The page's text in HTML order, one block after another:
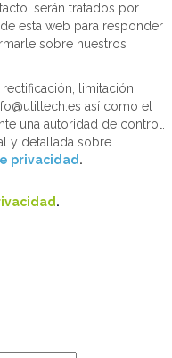
serán tratados por
esta web para responder
sobre nuestros
limitación,
así como el
una autoridad de control.
y detallada sobre
privacidad .
.